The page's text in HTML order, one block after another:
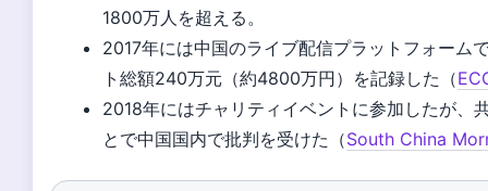
1800万人を超える。
2017年には中国のライブ配信プラットフォーム
ト総額240万元（約4800万円）を記録した（
2018年にはチャリティイベントに参加したが、
とで中国国内で批判を受けた（South China